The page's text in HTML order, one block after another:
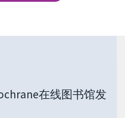
在线图书馆发